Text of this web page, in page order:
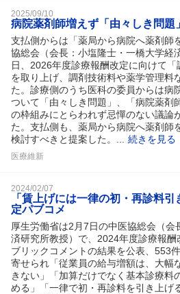
2025/09/10
病院薬剤師増えず「由々しき問題
支払側からは「薬局から病院へ薬剤師
協総会（会長：小塩隆士・一橋大学経
日、2026年度診療報酬改定に向けて「
を取り上げ、調剤技術料や薬学管理料
た。診療側のうち医科の委員からは病
ついて「由々しき問題」、「病院薬剤
の枠組みにとらわれず忌憚のない議論
た。支払側も、薬局から病院へ薬剤師
検討すべきと提案した。...
続きを見る
医療維新
2024/02/07
「賃上げには一律の初・再診料
定パブコメ
厚生労働省は2月7日の中医協総会（会
済研究所教授）で、2024年度診療報
ブリックコメントの結果を公表、553
寄せられ「従業員の給与増額は、大幅
きない」「加算だけでなく基本診療料
める」「一律で初・再診料を引き上げ